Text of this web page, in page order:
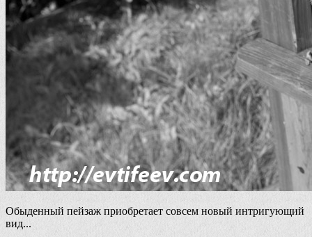
Обыденный пейзаж приобретает совсем новый интригующий
вид...